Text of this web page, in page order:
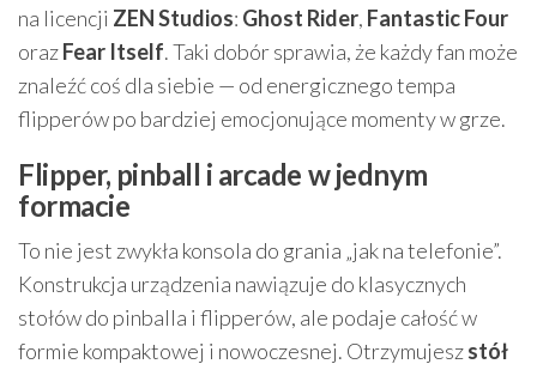
na licencji ZEN Studios: Ghost Rider, Fantastic Four
orazFear Itself. Taki dobór sprawia, że każdy fan może
znaleźć coś dla siebie — od energicznego tempa
flipperów po bardziej emocjonujące momenty w grze.
Flipper, pinball i arcade w jednym
formacie
To nie jest zwykła konsola do grania „jak na telefonie”.
Konstrukcja urządzenia nawiązuje do klasycznych
stołów do pinballa i flipperów, ale podaje całość w
formie kompaktowej i nowoczesnej. Otrzymujeszstół